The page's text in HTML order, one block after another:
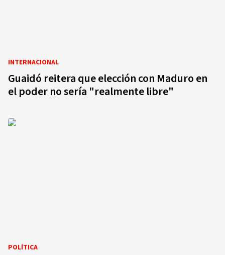
INTERNACIONAL
Guaidó reitera que elección con Maduro en
el poder no sería "realmente libre"
POLÍTICA